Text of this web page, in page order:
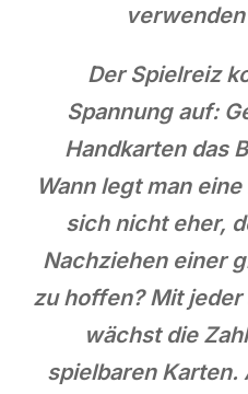
Der Spielreiz
Spannung auf:
Handkarten das
Wann legt man
sich nicht eher,
Nachziehen einer
zu hoffen? Mit
wächst die
spielbaren